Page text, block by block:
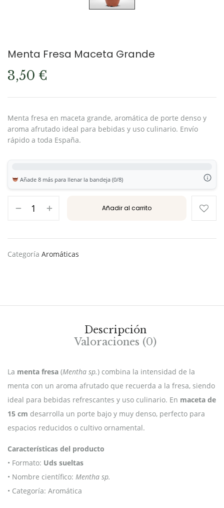
Menta Fresa Maceta Grande
3,50 €
Menta fresa en maceta grande, aromática de porte denso y
aroma afrutado ideal para bebidas y uso culinario. Envío
rápido a toda España.
Añade 8 más para llenar la bandeja (0/8)
Añadir al carrito
Categoría Aromáticas
Descripción
Valoraciones (0)
La menta fresa (Mentha sp.) combina la intensidad de la
menta con un aroma afrutado que recuerda a la fresa, siendo
ideal para bebidas refrescantes y uso culinario. En maceta de
15 cm desarrolla un porte bajo y muy denso, perfecto para
espacios reducidos o cultivo ornamental.
Características del producto
• Formato: Uds sueltas
• Nombre científico: Mentha sp.
• Categoría: Aromática